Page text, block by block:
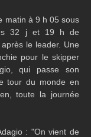
matin à 9 h 05 sous
32 j et 19 h de
le leader. Une
pour le skipper
qui passe son
tour du monde en
toute la journée
: "On vient de